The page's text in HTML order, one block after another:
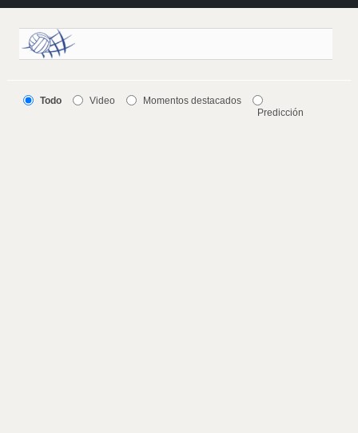
Todo Video
Momentos destacados
Predicción